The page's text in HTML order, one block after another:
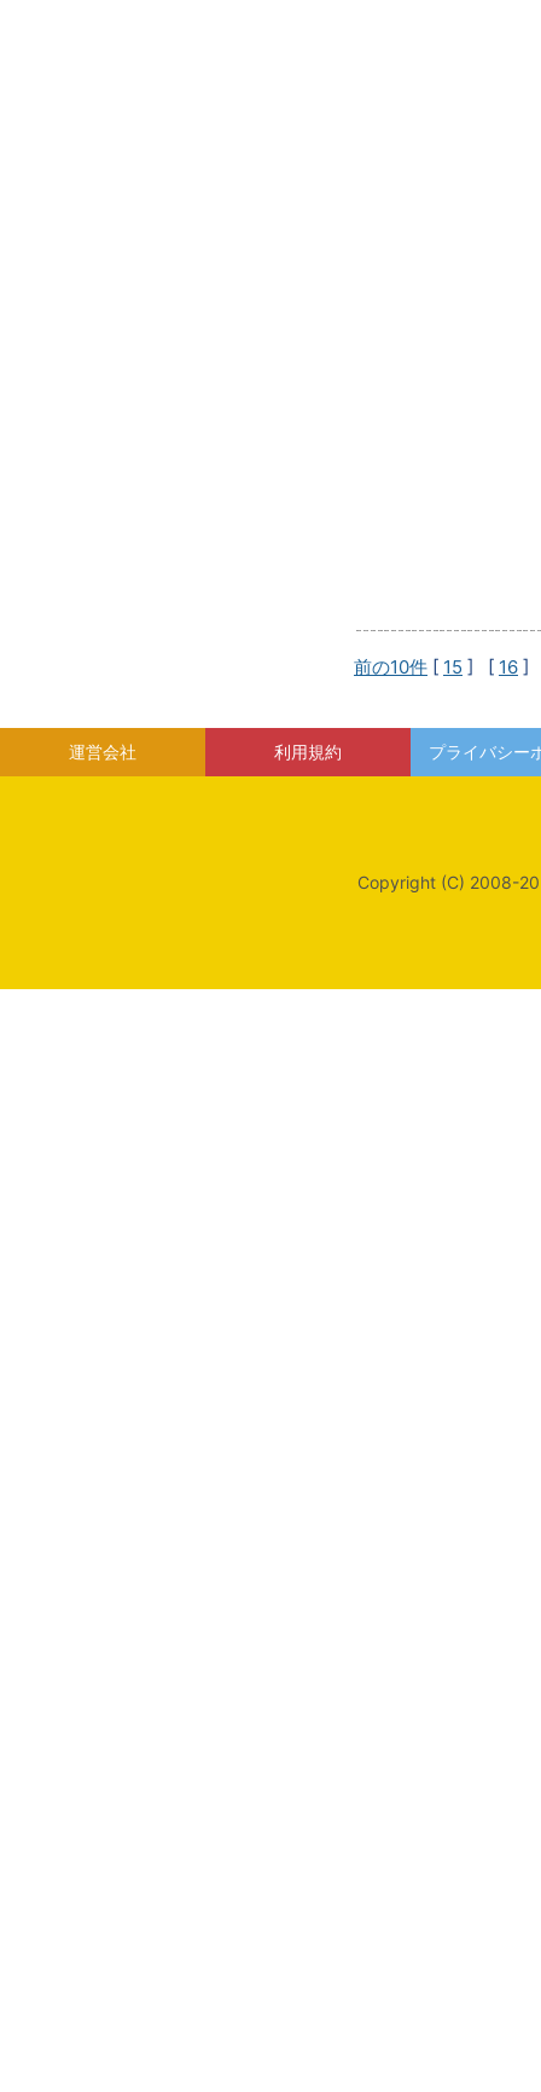
前の10件 [ 15 ] [ 16 ]
運営会社 利用規約 プライバシー
Copyright (C) 2008-